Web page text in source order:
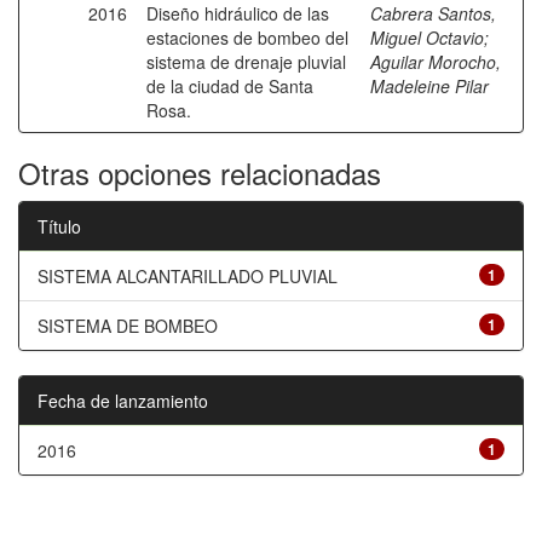
2016
Diseño hidráulico de las
estaciones de bombeo del
sistema de drenaje pluvial
de la ciudad de Santa
Rosa.
Cabrera Santos,
Miguel Octavio;
Aguilar Morocho,
Madeleine Pilar
Otras opciones relacionadas
Título
1
SISTEMA ALCANTARILLADO PLUVIAL
1
SISTEMA DE BOMBEO
Fecha de lanzamiento
1
2016